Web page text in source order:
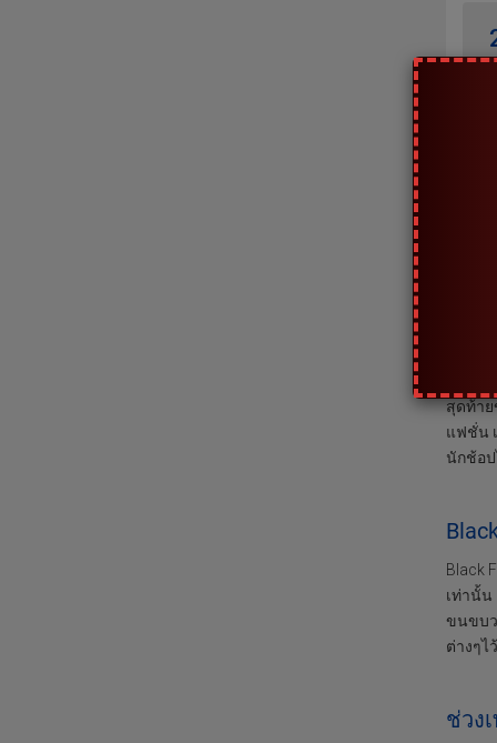
สุดท้าย
แฟชั่น
นักช้อ
Black
เท่านั้
ขนขบว
ต่างๆไ
ช่วง